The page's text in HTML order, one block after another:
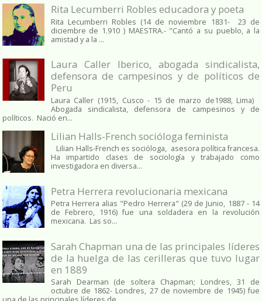
Rita Lecumberri Robles educadora y poeta
Rita Lecumberri Robles (14 de noviembre 1831- 23 de
diciembre de 1.910 ) MAESTRA.- "Cantó a su pueblo, a la
amistad y a la ...
Laura Caller Iberico, abogada sindicalista,
defensora de campesinos y de políticos de
Peru
Laura Caller (1915, Cusco - 15 de marzo de1988, Lima)
Abogada sindicalista, defensora de campesinos y de
políticos. Nació en...
Lilian Halls-French socióloga feminista
Lilian Halls-French es socióloga, asesora política francesa.
Ha impartido clases de sociología y trabajado como
investigadora en diversa...
Petra Herrera revolucionaria mexicana
Petra Herrera alias "Pedro Herrera" (29 de Junio, 1887 - 14
de Febrero, 1916) fue una soldadera en la revolución
mexicana. Las so...
Sarah Chapman una de las principales líderes
de la huelga de las cerilleras que tuvo lugar
en 1889
Sarah Dearman (de soltera Chapman; Londres, 31 de
octubre de 1862​- Londres, 27 de noviembre de 1945)​ fue